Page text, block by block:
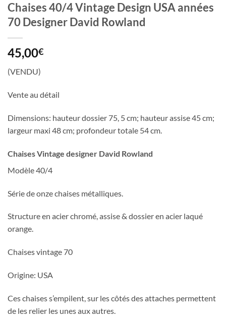
Chaises 40/4 Vintage Design USA années
70 Designer David Rowland
45,00€
(VENDU)
Vente au détail
Dimensions: hauteur dossier 75, 5 cm; hauteur assise 45 cm;
largeur maxi 48 cm; profondeur totale 54 cm.
Chaises Vintage designer David Rowland
Modèle 40/4
Série de onze chaises métalliques.
Structure en acier chromé, assise & dossier en acier laqué
orange.
Chaises vintage 70
Origine: USA
Ces chaises s’empilent, sur les côtés des attaches permettent
de les relier les unes aux autres.